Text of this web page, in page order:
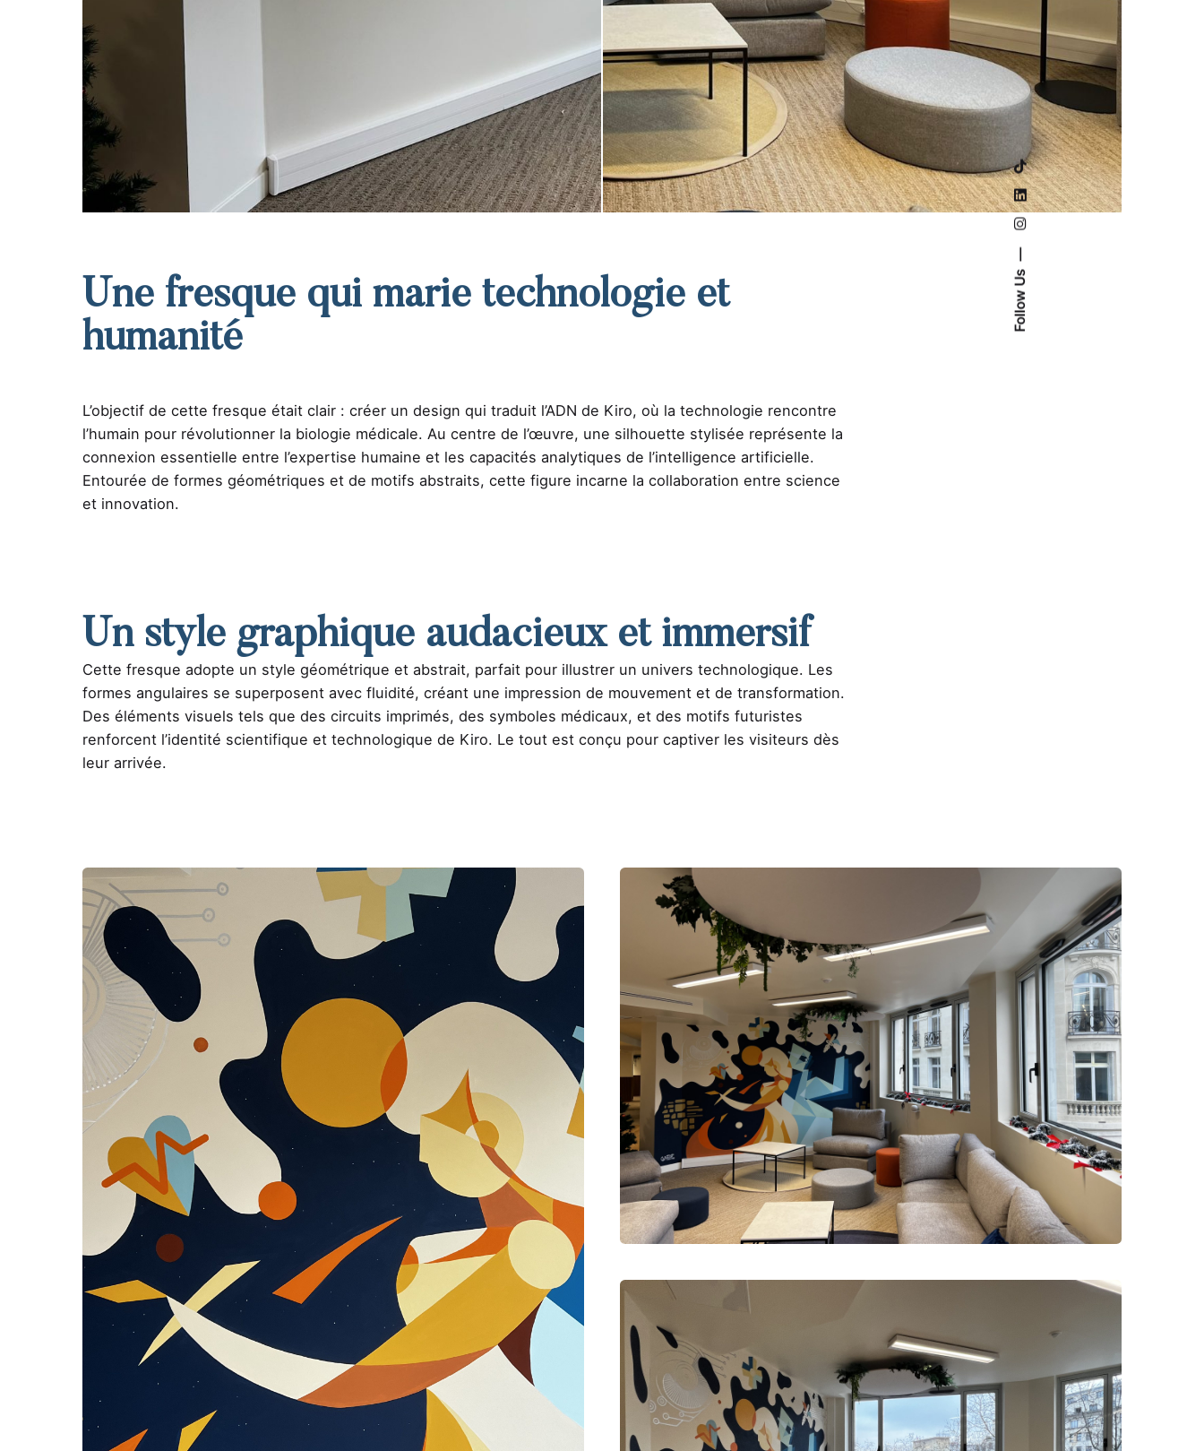
Follow Us
Une fresque qui marie technologie et
humanité
L’objectif de cette fresque était clair : créer un design qui traduit l’ADN de Kiro, où la technologie rencontre
l’humain pour révolutionner la biologie médicale. Au centre de l’œuvre, une silhouette stylisée représente la
connexion essentielle entre l’expertise humaine et les capacités analytiques de l’intelligence artificielle.
Entourée de formes géométriques et de motifs abstraits, cette figure incarne la collaboration entre science
et innovation.
Un style graphique audacieux et immersif
Cette fresque adopte un style géométrique et abstrait, parfait pour illustrer un univers technologique. Les
formes angulaires se superposent avec fluidité, créant une impression de mouvement et de transformation.
Des éléments visuels tels que des circuits imprimés, des symboles médicaux, et des motifs futuristes
renforcent l’identité scientifique et technologique de Kiro. Le tout est conçu pour captiver les visiteurs dès
leur arrivée.